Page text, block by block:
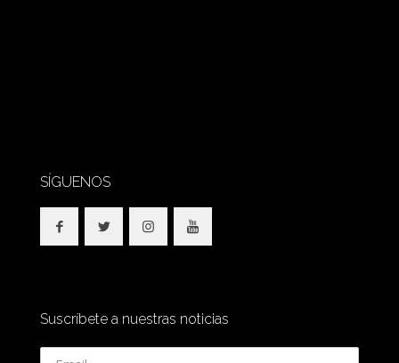
SÍGUENOS
Suscríbete a nuestras noticias